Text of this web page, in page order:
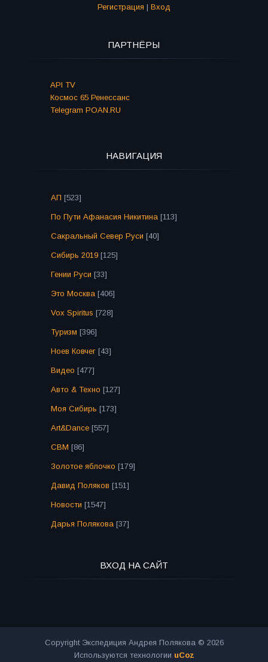
Регистрация | Вход
ПАРТНЁРЫ
API TV
Космос 65 Ренессанс
Telegram POAN.RU
НАВИГАЦИЯ
АП [523]
По Пути Афанасия Никитина [113]
Сакральный Север Руси [40]
Сибирь 2019 [125]
Гении Руси [33]
Это Москва [406]
Vox Spiritus [728]
Туризм [396]
Ноев Ковчег [43]
Видео [477]
Авто & Техно [127]
Моя Сибирь [173]
Art&Dance [557]
СВМ [86]
Золотое яблочко [179]
Давид Поляков [151]
Новости [1547]
Дарья Полякова [37]
ВХОД НА САЙТ
Copyright Экспедиция Андрея Полякова © 2026
Используются технологии uCoz